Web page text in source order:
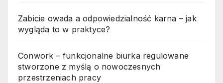
Zabicie owada a odpowiedzialność karna – jak
wygląda to w praktyce?
Conwork – funkcjonalne biurka regulowane
stworzone z myślą o nowoczesnych
przestrzeniach pracy